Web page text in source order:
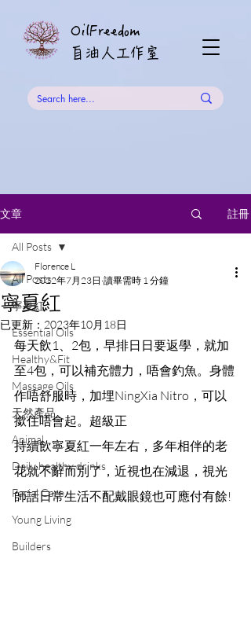
OilFreedom
​自油人工作室
文章 註冊
All Posts
寧夏紅
Essential Oils
Healthy&Fit
Massage Oils
天然產品
Animal
Daily healthy drinks
Facial Care
Young Living
Builders
All Posts
寧夏紅
Florence L
2022年7月23日 讀畢需時 1 分鐘
已更新： 2023年10月18日
每天飲1、2包，早排日日要返學，就加
至4包，可以補充體力，唔會釣魚。身體
作唔舒服時，加埋NingXia Nitro，可以
撳住唔會起。超級正
持續飲寧夏紅一年左右，多年相伴的老
花就不辭而別了，近視也在減退，視光
師話日常生活不配戴眼鏡也可應付有餘!